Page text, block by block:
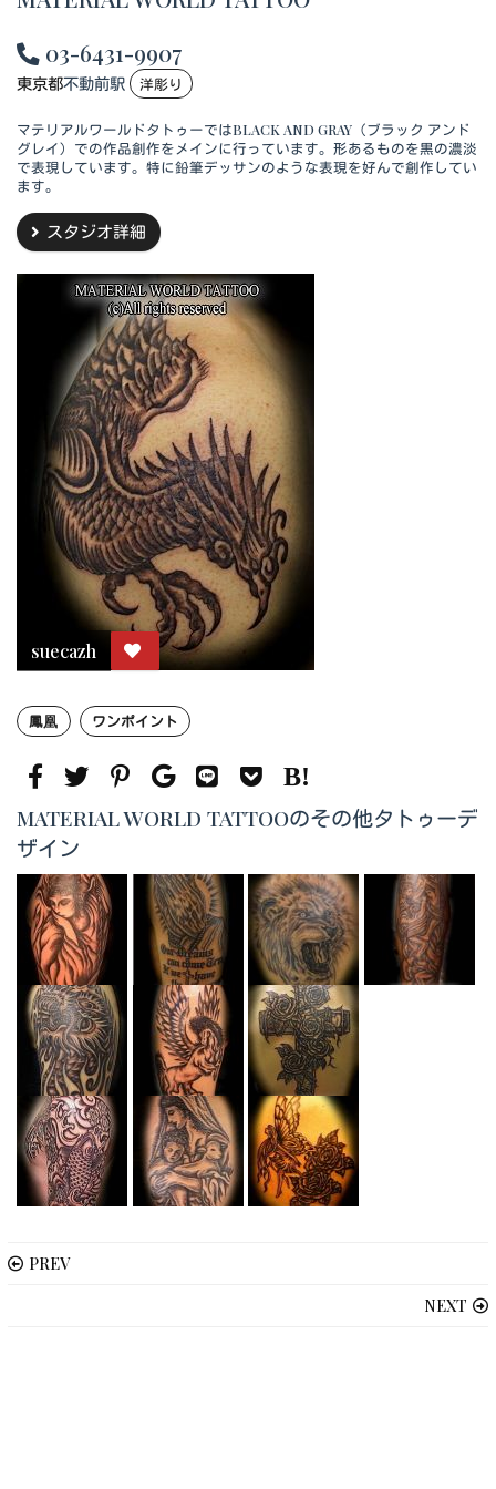
03-6431-9907
東京都不動前駅 洋彫り
マテリアルワールドタトゥーではBLACK AND GRAY（ブラック アンド
グレイ）での作品創作をメインに行っています。形あるものを黒の濃淡
で表現しています。特に鉛筆デッサンのような表現を好んで創作してい
ます。
スタジオ詳細
suecazh
鳳凰 ワンポイント
MATERIAL WORLD TATTOOのその他タトゥーデ
ザイン
PREV
NEXT